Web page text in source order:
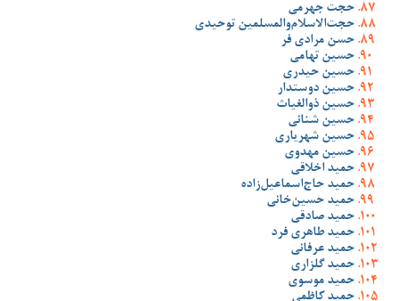
حجت جهرمی
حجت‌الاسلام‌والمسلمین توحیدی
حسن مرادی فر
حسین تهامی
حسین حیدری
حسین دوستدار
حسین ذوالغیاث
حسین شنانی
حسین شهریاری
حسین مهدوی
حمید اخلاقی
حمید حاج‌اسماعیل‌زاده
حمید حسین‌خانی
حمید صادقی
حمید طاهری فرد
حمید عرفانی
حمید گلزاری
حمید موسوی
حمید کاظمی